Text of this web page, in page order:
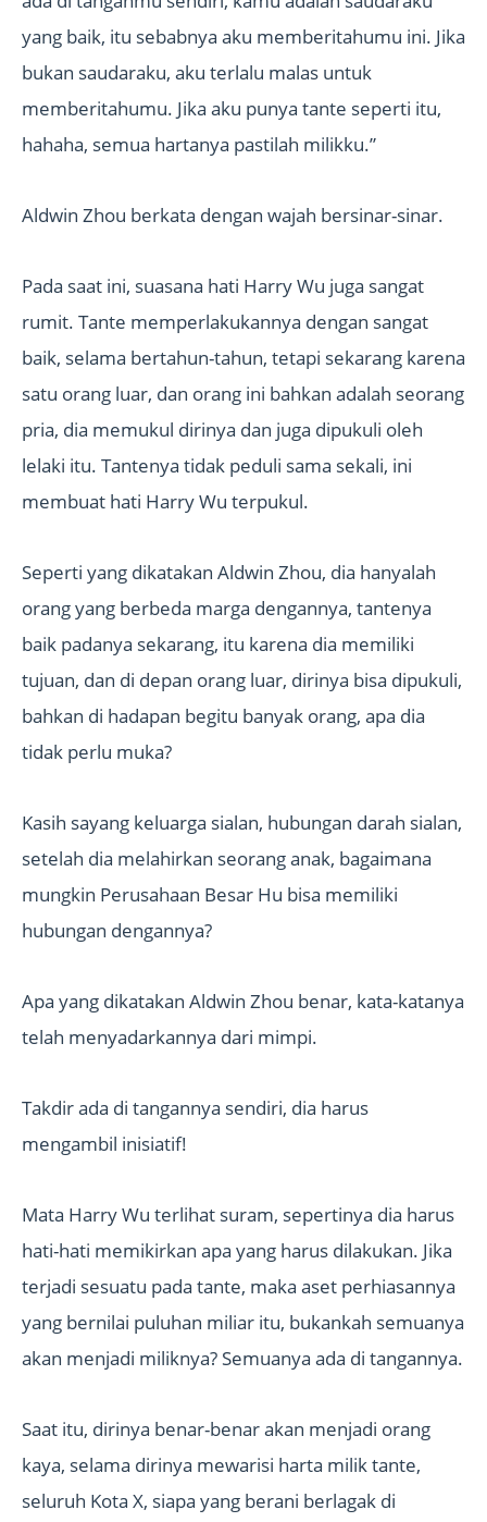
yang baik, itu sebabnya aku memberitahumu ini. Jika
bukan saudaraku, aku terlalu malas untuk
memberitahumu. Jika aku punya tante seperti itu,
hahaha, semua hartanya pastilah milikku.”
Aldwin Zhou berkata dengan wajah bersinar-sinar.
Pada saat ini, suasana hati Harry Wu juga sangat
rumit. Tante memperlakukannya dengan sangat
baik, selama bertahun-tahun, tetapi sekarang karena
satu orang luar, dan orang ini bahkan adalah seorang
pria, dia memukul dirinya dan juga dipukuli oleh
lelaki itu. Tantenya tidak peduli sama sekali, ini
membuat hati Harry Wu terpukul.
Seperti yang dikatakan Aldwin Zhou, dia hanyalah
orang yang berbeda marga dengannya, tantenya
baik padanya sekarang, itu karena dia memiliki
tujuan, dan di depan orang luar, dirinya bisa dipukuli,
bahkan di hadapan begitu banyak orang, apa dia
tidak perlu muka?
Kasih sayang keluarga sialan, hubungan darah sialan,
setelah dia melahirkan seorang anak, bagaimana
mungkin Perusahaan Besar Hu bisa memiliki
hubungan dengannya?
Apa yang dikatakan Aldwin Zhou benar, kata-katanya
telah menyadarkannya dari mimpi.
Takdir ada di tangannya sendiri, dia harus
mengambil inisiatif!
Mata Harry Wu terlihat suram, sepertinya dia harus
hati-hati memikirkan apa yang harus dilakukan. Jika
terjadi sesuatu pada tante, maka aset perhiasannya
yang bernilai puluhan miliar itu, bukankah semuanya
akan menjadi miliknya? Semuanya ada di tangannya.
Saat itu, dirinya benar-benar akan menjadi orang
kaya, selama dirinya mewarisi harta milik tante,
seluruh Kota X, siapa yang berani berlagak di